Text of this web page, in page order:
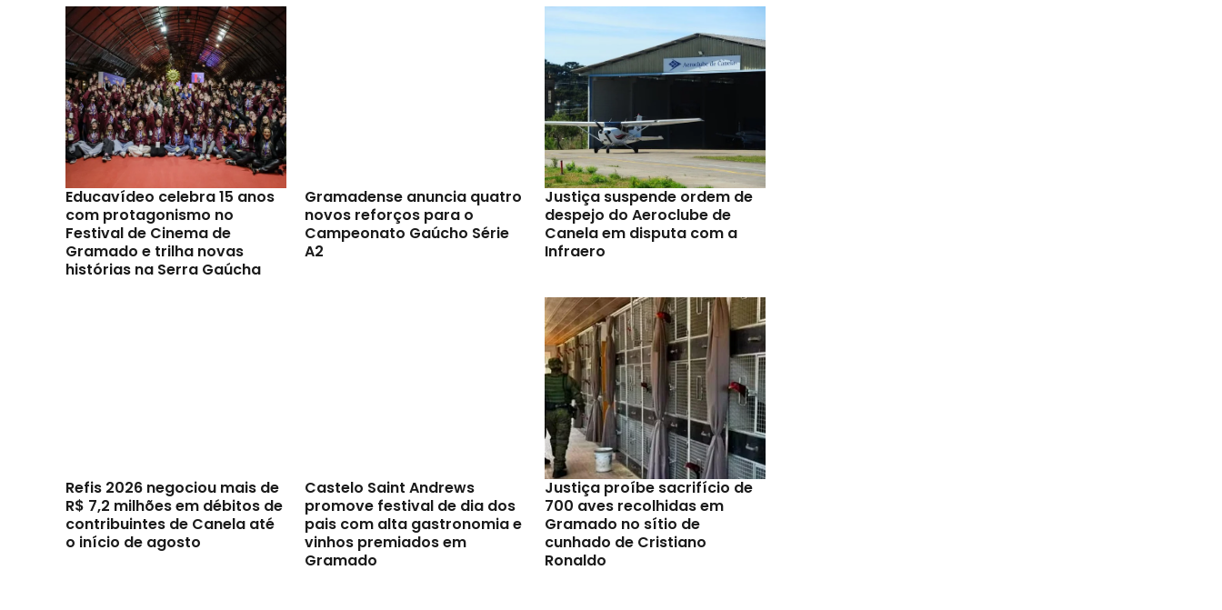
Educavídeo celebra 15 anos
com protagonismo no
Festival de Cinema de
Gramado e trilha novas
histórias na Serra Gaúcha
Gramadense anuncia quatro
novos reforços para o
Campeonato Gaúcho Série
A2
Justiça suspende ordem de
despejo do Aeroclube de
Canela em disputa com a
Infraero
Refis 2026 negociou mais de
R$ 7,2 milhões em débitos de
contribuintes de Canela até
o início de agosto
Castelo Saint Andrews
promove festival de dia dos
pais com alta gastronomia e
vinhos premiados em
Gramado
Justiça proíbe sacrifício de
700 aves recolhidas em
Gramado no sítio de
cunhado de Cristiano
Ronaldo